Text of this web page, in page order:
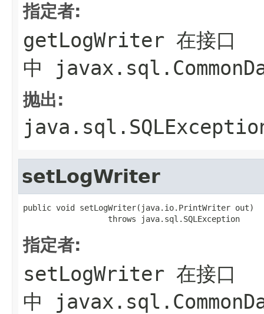
指定者:
getLogWriter 在接口
中
抛出:
setLogWriter
public void setLogWriter(java.io.PrintWriter out)
                  throws java.sql.SQLException
指定者:
setLogWriter 在接口
中